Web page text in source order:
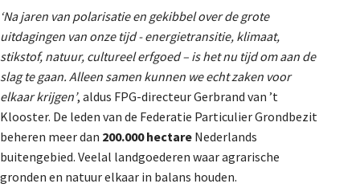
‘Na jaren van polarisatie en gekibbel over de grote
uitdagingen van onze tijd - energietransitie, klimaat,
stikstof, natuur, cultureel erfgoed – is het nu tijd om aan de
slag te gaan. Alleen samen kunnen we echt zaken voor
elkaar krijgen’, aldus FPG-directeur Gerbrand van ’t
Klooster. De leden van de Federatie Particulier Grondbezit
beheren meer dan 200.000 hectare Nederlands
buitengebied. Veelal landgoederen waar agrarische
gronden en natuur elkaar in balans houden.
Dossiers
De Landeigenaar
Contact